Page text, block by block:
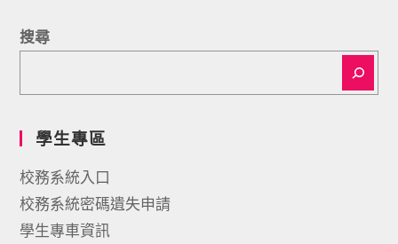
搜尋
學生專區
校務系統入口
校務系統密碼遺失申請
學生專車資訊